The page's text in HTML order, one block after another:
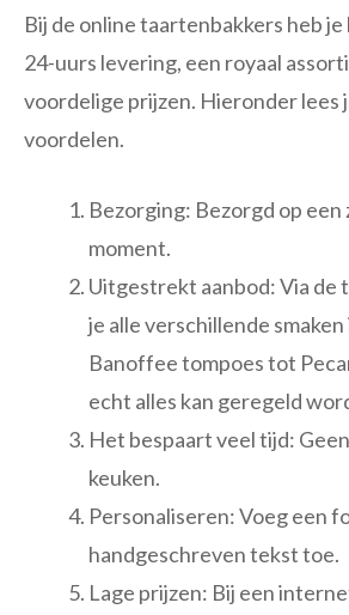
Bij de online taartenbakkers heb
24-uurs levering, een royaal
voordelige prijzen. Hieronder lees
voordelen.
Bezorging: Bezorgd op een
moment.
Uitgestrekt aanbod: Via de
je alle verschillende smaken
Banoffee tompoes tot
echt alles kan geregeld
Het bespaart veel tijd:
keuken.
Personaliseren: Voeg een
handgeschreven tekst toe.
Lage prijzen: Bij een